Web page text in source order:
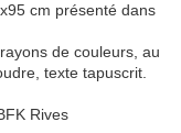
cm présenté dans
de couleurs, au
texte tapuscrit.
Rives